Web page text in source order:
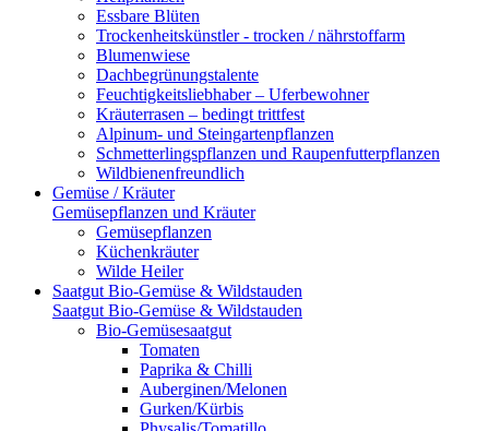
Essbare Blüten
Trockenheitskünstler - trocken / nährstoffarm
Blumenwiese
Dachbegrünungstalente
Feuchtigkeitsliebhaber – Uferbewohner
Kräuterrasen – bedingt trittfest
Alpinum- und Steingartenpflanzen
Schmetterlingspflanzen und Raupenfutterpflanzen
Wildbienenfreundlich
Gemüse / Kräuter
Gemüsepflanzen und Kräuter
Gemüsepflanzen
Küchenkräuter
Wilde Heiler
Saatgut Bio-Gemüse & Wildstauden
Saatgut Bio-Gemüse & Wildstauden
Bio-Gemüsesaatgut
Tomaten
Paprika & Chilli
Auberginen/Melonen
Gurken/Kürbis